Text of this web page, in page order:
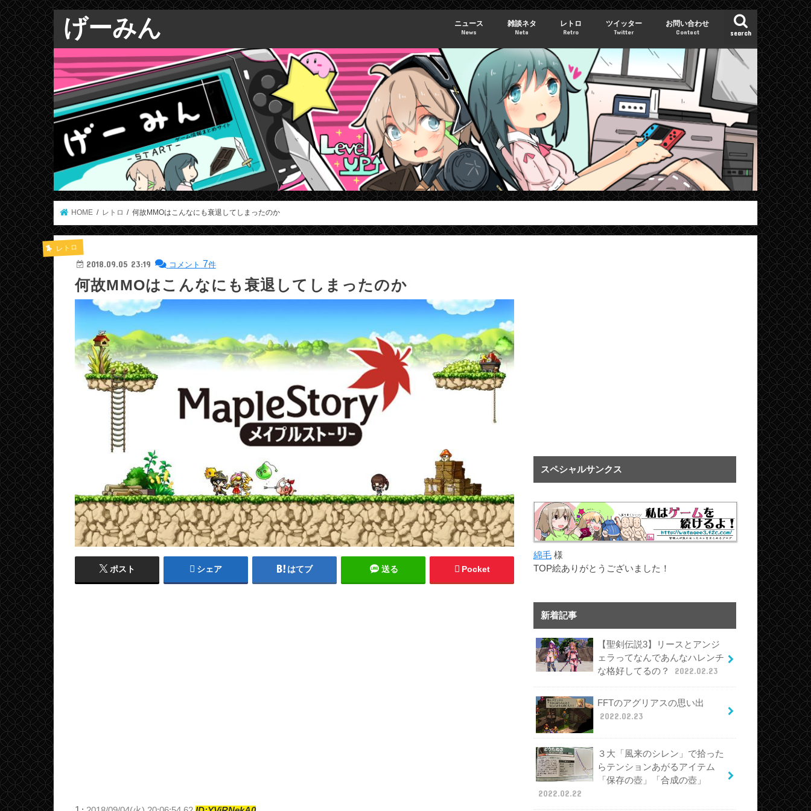
げーみん search
ニュース
News
雑談ネタ
Neta
レトロ
Retro
ツイッター
Twitter
お問い合わせ
Contact
HOME レトロ 何故MMOはこんなにも衰退してしまったのか
レトロ
2018.09.05 23:19 コメント 7件
何故MMOはこんなにも衰退してしまったのか
ポスト シェア はてブ 送る Pocket
スペシャルサンクス
綿毛 様
TOP絵ありがとうございました！
新着記事
【聖剣伝説3】リースとアンジ
ェラってなんであんなハレンチ
な格好してるの？
2022.02.23
FFTのアグリアスの思い出
2022.02.23
３大「風来のシレン」で拾った
らテンションあがるアイテム
「保存の壺」「合成の壺」
2022.02.22